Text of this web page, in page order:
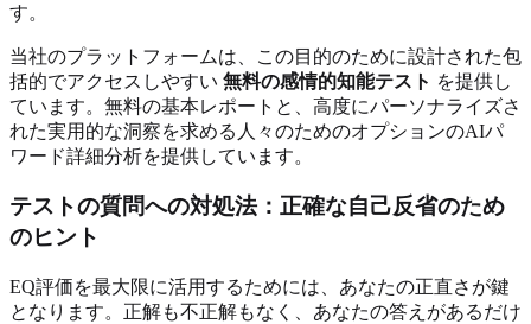
す。
当社のプラットフォームは、この目的のために設計された包
括的でアクセスしやすい 無料の感情的知能テスト を提供し
ています。無料の基本レポートと、高度にパーソナライズさ
れた実用的な洞察を求める人々のためのオプションのAIパ
ワード詳細分析を提供しています。
テストの質問への対処法：正確な自己反省のため
のヒント
EQ評価を最大限に活用するためには、あなたの正直さが鍵
となります。正解も不正解もなく、あなたの答えがあるだけ